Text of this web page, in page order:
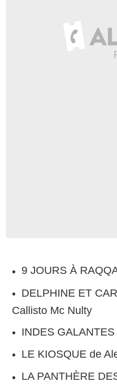
9 JOURS À
DELPHINE ET
Callisto Mc Nulty
INDES
LE KIOSQUE de
LA PANTHÈRE